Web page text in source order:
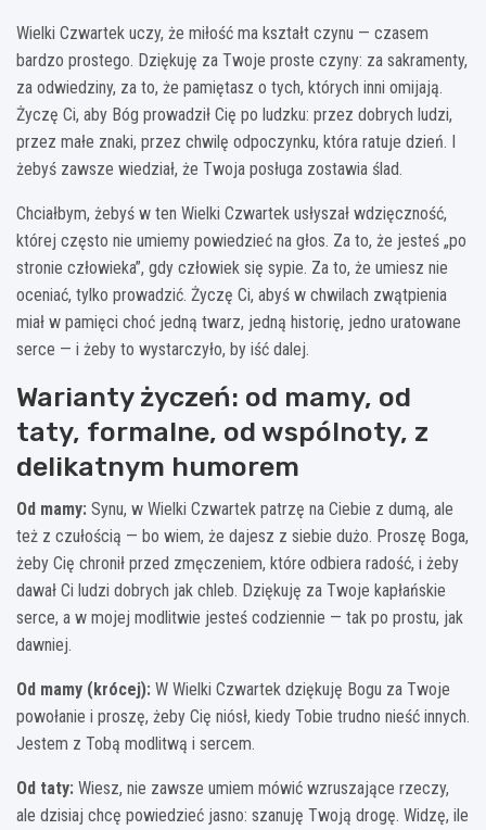
Wielki Czwartek uczy, że miłość ma kształt czynu — czasem
bardzo prostego. Dziękuję za Twoje proste czyny: za sakramenty,
za odwiedziny, za to, że pamiętasz o tych, których inni omijają.
Życzę Ci, aby Bóg prowadził Cię po ludzku: przez dobrych ludzi,
przez małe znaki, przez chwilę odpoczynku, która ratuje dzień. I
żebyś zawsze wiedział, że Twoja posługa zostawia ślad.
Chciałbym, żebyś w ten Wielki Czwartek usłyszał wdzięczność,
której często nie umiemy powiedzieć na głos. Za to, że jesteś „po
stronie człowieka”, gdy człowiek się sypie. Za to, że umiesz nie
oceniać, tylko prowadzić. Życzę Ci, abyś w chwilach zwątpienia
miał w pamięci choć jedną twarz, jedną historię, jedno uratowane
serce — i żeby to wystarczyło, by iść dalej.
Warianty życzeń: od mamy, od
taty, formalne, od wspólnoty, z
delikatnym humorem
Od mamy: Synu, w Wielki Czwartek patrzę na Ciebie z dumą, ale
też z czułością — bo wiem, że dajesz z siebie dużo. Proszę Boga,
żeby Cię chronił przed zmęczeniem, które odbiera radość, i żeby
dawał Ci ludzi dobrych jak chleb. Dziękuję za Twoje kapłańskie
serce, a w mojej modlitwie jesteś codziennie — tak po prostu, jak
dawniej.
Od mamy (krócej): W Wielki Czwartek dziękuję Bogu za Twoje
powołanie i proszę, żeby Cię niósł, kiedy Tobie trudno nieść innych.
Jestem z Tobą modlitwą i sercem.
Od taty: Wiesz, nie zawsze umiem mówić wzruszające rzeczy,
ale dzisiaj chcę powiedzieć jasno: szanuję Twoją drogę. Widzę, ile